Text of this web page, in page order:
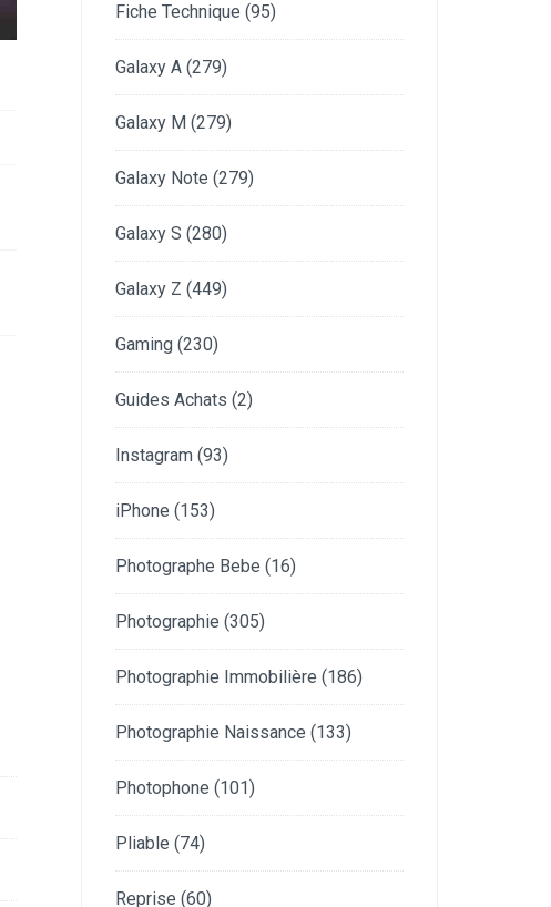
Fiche Technique (95)
Galaxy A (279)
Galaxy M (279)
Galaxy Note (279)
Galaxy S (280)
Galaxy Z (449)
Gaming (230)
Guides Achats (2)
Instagram (93)
iPhone (153)
Photographe Bebe (16)
Photographie (305)
Photographie Immobilière (186)
Photographie Naissance (133)
Photophone (101)
Pliable (74)
Reprise (60)